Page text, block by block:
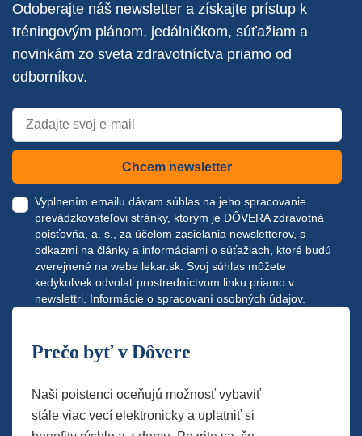
Odoberajte náš newsletter a získajte prístup k
tréningovým plánom, jedálničkom, súťažiam a
novinkám zo sveta zdravotníctva priamo od
odborníkov.
Chcem newsletter
Vyplnením emailu dávam súhlas na jeho spracovanie
prevádzkovateľovi stránky, ktorým je DÔVERA zdravotná
poisťovňa, a. s., za účelom zasielania newsletterov, s
odkazmi na články a informáciami o súťažiach, ktoré budú
zverejnené na webe lekar.sk. Svoj súhlas môžete
kedykoľvek odvolať prostredníctvom linku priamo v
newslettri. Informácie o spracovaní osobných údajov.
Prečo byť v Dôvere
Naši poistenci oceňujú možnosť vybaviť
stále viac vecí elektronicky a uplatniť si